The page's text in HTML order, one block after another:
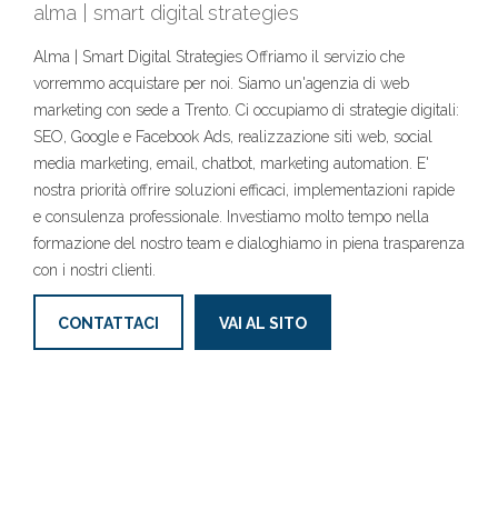
alma | smart digital strategies
Alma | Smart Digital Strategies Offriamo il servizio che
vorremmo acquistare per noi. Siamo un'agenzia di web
marketing con sede a Trento. Ci occupiamo di strategie digitali:
SEO, Google e Facebook Ads, realizzazione siti web, social
media marketing, email, chatbot, marketing automation. E'
nostra priorità offrire soluzioni efficaci, implementazioni rapide
e consulenza professionale. Investiamo molto tempo nella
formazione del nostro team e dialoghiamo in piena trasparenza
con i nostri clienti.
CONTATTACI VAI AL SITO